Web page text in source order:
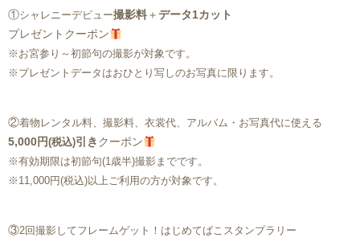
①シャレニーデビュー撮影料＋データ1カット
プレゼントクーポン
※お宮参り～初節句の撮影が対象です。
※プレゼントデータはおひとり写しのお写真に限ります。
②着物レンタル料、撮影料、衣裳代、アルバム・お写真代に使える
5,000円(税込)引きクーポン
※有効期限は初節句(1歳半)撮影までです。
※11,000円(税込)以上ご利用の方が対象です。
③2回撮影してフレームゲット！はじめてばこスタンプラリー